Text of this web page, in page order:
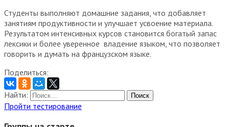
Студенты выполняют домашние задания, что добавляет
занятиям продуктивности и улучшает усвоение материала.
Результатом интенсивных курсов становится богатый запас
лексики и более уверенное владение языком, что позволяет
говорить и думать на французском языке.
Поделиться:
Найти:
Пройти тестирование